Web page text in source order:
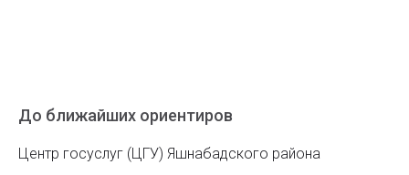
До ближайших ориентиров
Центр госуслуг (ЦГУ) Яшнабадского района